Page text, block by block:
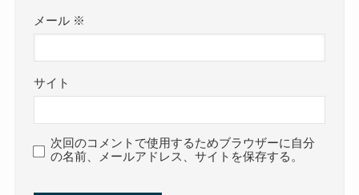
メール ※
サイト
次回のコメントで使用するためブラウザーに自分
の名前、メールアドレス、サイトを保存する。